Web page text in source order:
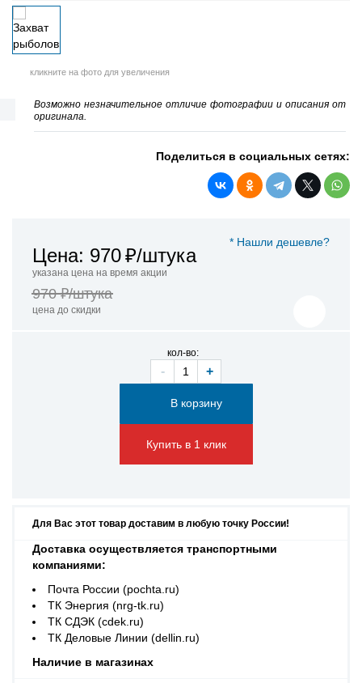
кликните на фото для увеличения
Возможно незначительное отличие фотографии и описания от
оригинала.
Поделиться в социальных сетях:
* Нашли дешевле?
Цена: 970₽/штука
указана цена на время акции
970 ₽/штука
цена до скидки
кол-во:
- +
Купить в 1 клик
Для Вас этот товар доставим в любую точку России!
Доставка осуществляется транспортными
компаниями:
Почта России (pochta.ru)
ТК Энергия (nrg-tk.ru)
ТК СДЭК (cdek.ru)
ТК Деловые Линии (dellin.ru)
Наличие в магазинах